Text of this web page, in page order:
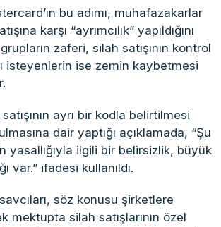
bu adımı, muhafazakarlar
karşı “ayrımcılık” yapıldığını
zaferi, silah satışının kontrol
isteyenlerin ise zemin kaybetmesi
ayrı bir kodla belirtilmesi
dair yaptığı açıklamada, “Şu
yasallığıyla ilgili bir belirsizlik, büyük
var.” ifadesi kullanıldı.
söz konusu şirketlere
mektupta silah satışlarının özel